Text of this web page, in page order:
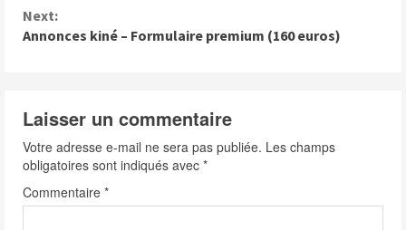
n
n
u
e
R
Next:
Annonces kiné – Formulaire premium (160 euros)
Laisser un commentaire
Votre adresse e-mail ne sera pas publiée. Les champs
obligatoires sont indiqués avec *
Commentaire *